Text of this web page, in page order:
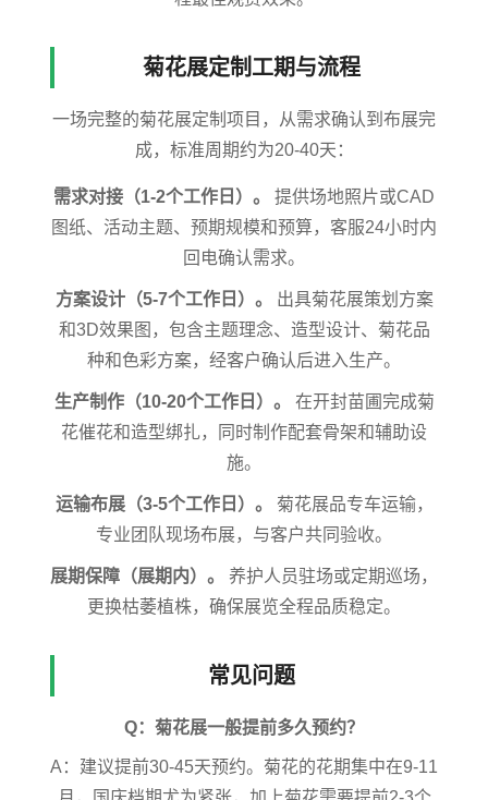
菊花展定制工期与流程
一场完整的菊花展定制项目，从需求确认到布展完
成，标准周期约为20-40天：
需求对接（1-2个工作日）。
提供场地照片或CAD
图纸、活动主题、预期规模和预算，客服24小时内
回电确认需求。
方案设计（5-7个工作日）。
出具菊花展策划方案
和3D效果图，包含主题理念、造型设计、菊花品
种和色彩方案，经客户确认后进入生产。
生产制作（10-20个工作日）。
在开封苗圃完成菊
花催花和造型绑扎，同时制作配套骨架和辅助设
施。
运输布展（3-5个工作日）。
菊花展品专车运输，
专业团队现场布展，与客户共同验收。
展期保障（展期内）。
养护人员驻场或定期巡场，
更换枯萎植株，确保展览全程品质稳定。
常见问题
Q：菊花展一般提前多久预约？
A：建议提前30-45天预约。菊花的花期集中在9-11